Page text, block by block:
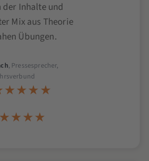
Inhalte und
Mix aus Theorie
Übungen.
, Pressesprecher,